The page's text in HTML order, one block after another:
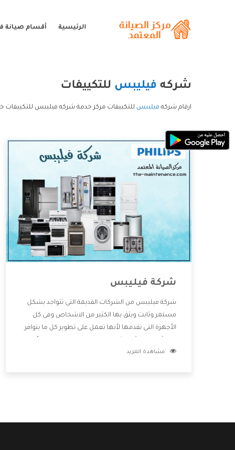
الرئيسية أقسام صيانة
شركه فيليبس للتكييفات
ارقام شركه فيليبس للتكييفات مركز خدمة شركه فيليبس
شركة فيليبس
شركة فيليبس من الشركات القديمة التى تتواجد بشكل
مستمر وثابت ويثق بها الكثير من الاشخاص وفى كل
الأجهزة التى تقدمها لأنها تعمل على تطوير كل ما يتوافر
خدمات ما بعد البيع مع المنتجات وتقدم للعملاء أقوى
مشاهدة المزيد